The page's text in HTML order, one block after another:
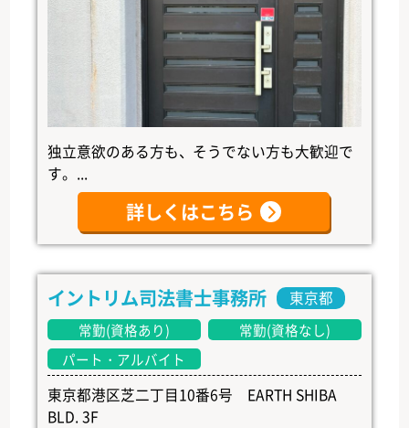
独立意欲のある方も、そうでない方も大歓迎で
す。...
詳しくはこちら
イントリム司法書士事務所 東京都
常勤(資格あり)
常勤(資格なし)
パート・アルバイト
東京都港区芝二丁目10番6号 EARTH SHIBA
BLD. 3F